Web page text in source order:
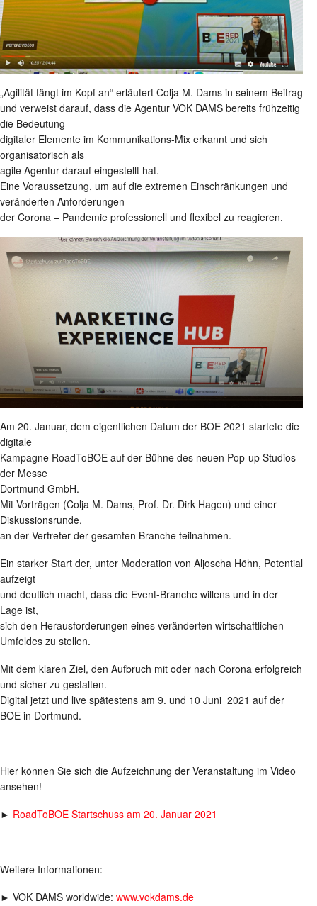
„Agilität fängt im Kopf an“ erläutert Colja M. Dams in seinem Beitrag
und verweist darauf, dass die Agentur VOK DAMS bereits frühzeitig
die Bedeutung
digitaler Elemente im Kommunikations-Mix erkannt und sich
organisatorisch als
agile Agentur darauf eingestellt hat.
Eine Voraussetzung, um auf die extremen Einschränkungen und
veränderten Anforderungen
der Corona – Pandemie professionell und flexibel zu reagieren.
Am 20. Januar, dem eigentlichen Datum der BOE 2021 startete die
digitale
Kampagne RoadToBOE auf der Bühne des neuen Pop-up Studios
der Messe
Dortmund GmbH.
Mit Vorträgen (Colja M. Dams, Prof. Dr. Dirk Hagen) und einer
Diskussionsrunde,
an der Vertreter der gesamten Branche teilnahmen.
Ein starker Start der, unter Moderation von Aljoscha Höhn, Potential
aufzeigt
und deutlich macht, dass die Event-Branche willens und in der
Lage ist,
sich den Herausforderungen eines veränderten wirtschaftlichen
Umfeldes zu stellen.
Mit dem klaren Ziel, den Aufbruch mit oder nach Corona erfolgreich
und sicher zu gestalten.
Digital jetzt und live spätestens am 9. und 10 Juni 2021 auf der
BOE in Dortmund.
Hier können Sie sich die Aufzeichnung der Veranstaltung im Video
ansehen!
► RoadToBOE Startschuss am 20. Januar 2021
Weitere Informationen:
► VOK DAMS worldwide: www.vokdams.de